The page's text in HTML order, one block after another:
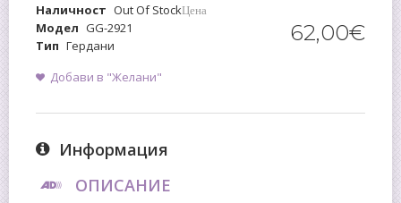
Наличност Out Of Stock
Модел GG-2921
Тип Гердани
Цена
62,00€
Добави в "Желани"
Информация
ОПИСАНИЕ